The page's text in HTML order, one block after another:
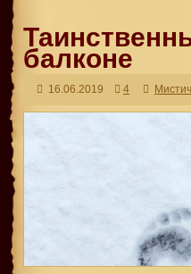
балконе
16.06.2019 4